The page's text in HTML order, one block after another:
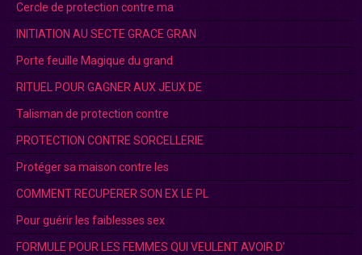
Cercle de protection contre ma
INITIATION AU SECTE GRACE GRAN
Porte feuille Magique du grand
RITUEL POUR GAGNER AUX JEUX DE
Talisman de protection contre
PROTECTION CONTRE SORCELLERIE
Protéger sa maison contre les
COMMENT RECUPERER SON EX LE PL
Pour guérir les faiblesses sex
FORMULE POUR LES FEMMES QUI VEULENT AVOIR D’